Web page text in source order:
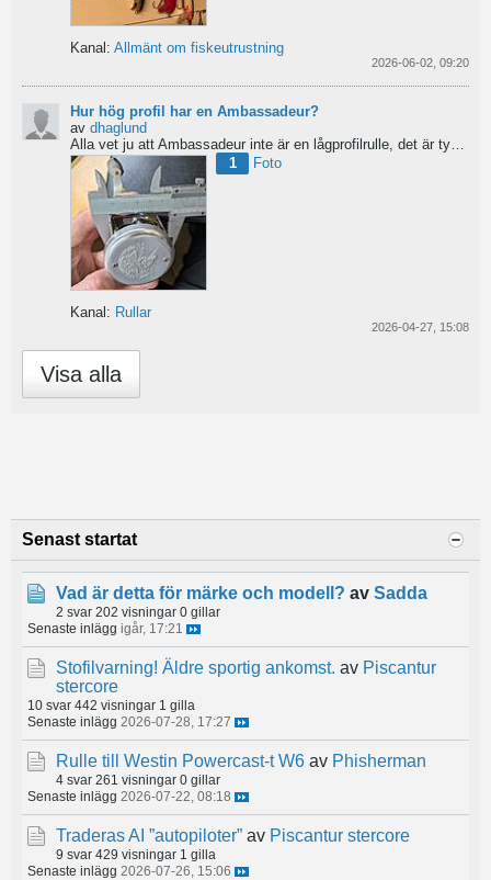
Kanal: Allmänt om fiskeutrustning
2026-06-02, 09:20
Hur hög profil har en Ambassadeur?
av dhaglund
Alla vet ju att Ambassadeur inte är en lågprofilrulle, det är tydligt. Men hur hög profil har de egentligen?...
1
Foto
Kanal: Rullar
2026-04-27, 15:08
Visa alla
Senast startat
Vad är detta för märke och modell? av Sadda
2 svar 202 visningar 0 gillar
Senaste inlägg igår, 17:21
Stofilvarning! Äldre sportig ankomst. av Piscantur
stercore
10 svar 442 visningar 1 gilla
Senaste inlägg 2026-07-28, 17:27
Rulle till Westin Powercast-t W6 av Phisherman
4 svar 261 visningar 0 gillar
Senaste inlägg 2026-07-22, 08:18
Traderas AI ”autopiloter” av Piscantur stercore
9 svar 429 visningar 1 gilla
Senaste inlägg 2026-07-26, 15:06